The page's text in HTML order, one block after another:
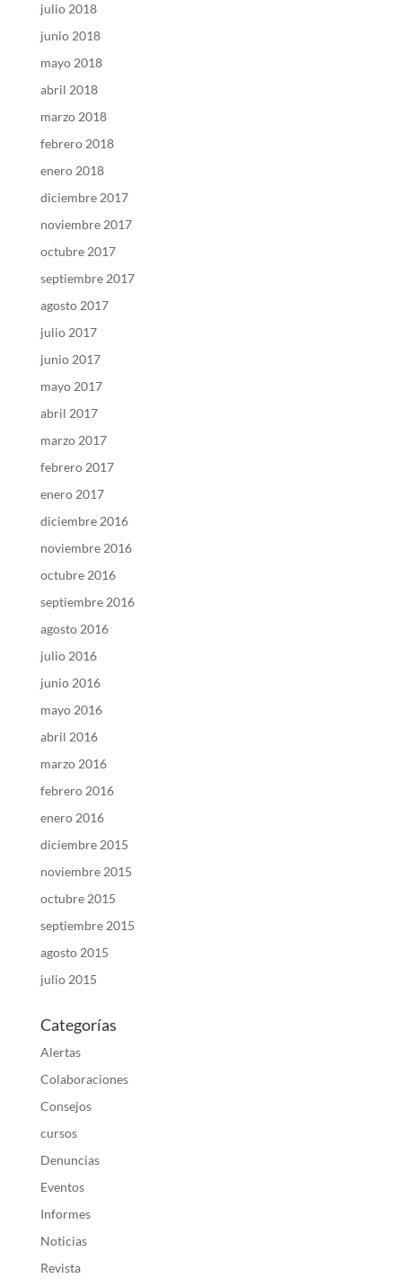
julio 2018
junio 2018
mayo 2018
abril 2018
marzo 2018
febrero 2018
enero 2018
diciembre 2017
noviembre 2017
octubre 2017
septiembre 2017
agosto 2017
julio 2017
junio 2017
mayo 2017
abril 2017
marzo 2017
febrero 2017
enero 2017
diciembre 2016
noviembre 2016
octubre 2016
septiembre 2016
agosto 2016
julio 2016
junio 2016
mayo 2016
abril 2016
marzo 2016
febrero 2016
enero 2016
diciembre 2015
noviembre 2015
octubre 2015
septiembre 2015
agosto 2015
julio 2015
Categorías
Alertas
Colaboraciones
Consejos
cursos
Denuncias
Eventos
Informes
Noticias
Revista